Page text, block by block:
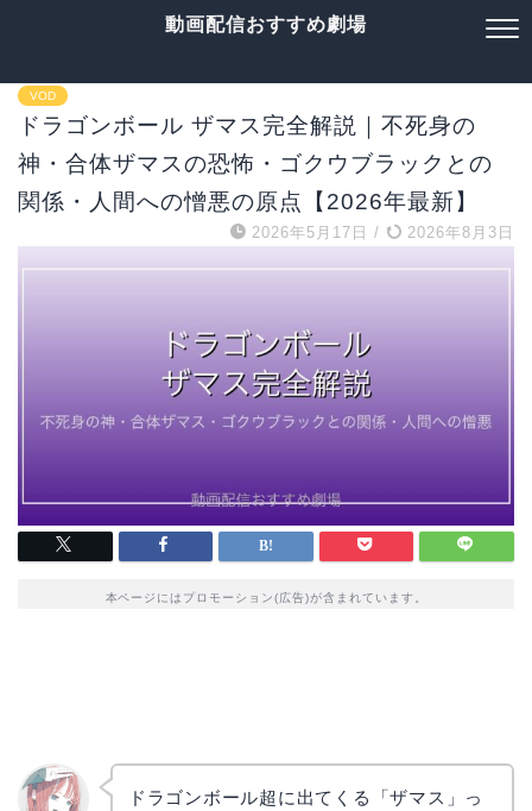
動画配信おすすめ劇場
VOD
ドラゴンボール ザマス完全解説｜不死身の
神・合体ザマスの恐怖・ゴクウブラックとの
関係・人間への憎悪の原点【2026年最新】
2026年5月17日 / 2026年8月3日
本ページにはプロモーション(広告)が含まれています。
ドラゴンボール超に出てくる「ザマス」っ